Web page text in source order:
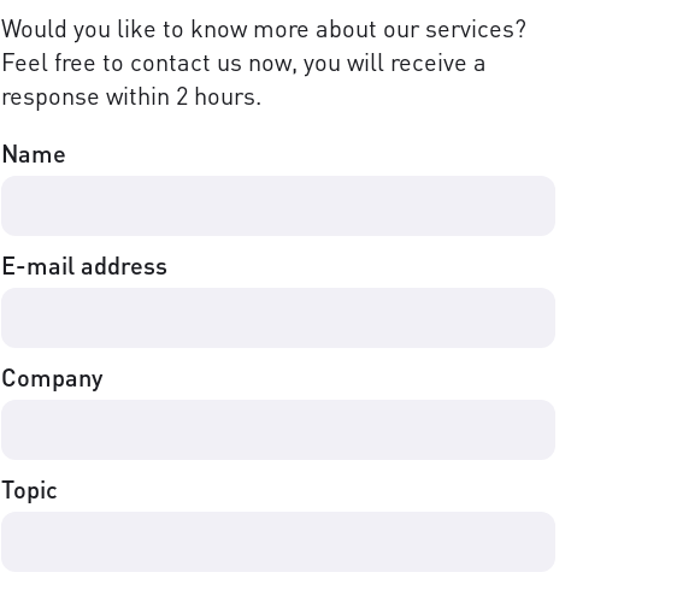
Would you like to know more about our services?
Feel free to contact us now, you will receive a
response within 2 hours.
Name
E-mail address
Company
Topic